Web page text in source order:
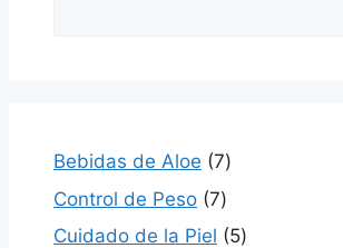
Bebidas de Aloe 77
productos
Control de Peso 77
productos
Cuidado de la Piel 55